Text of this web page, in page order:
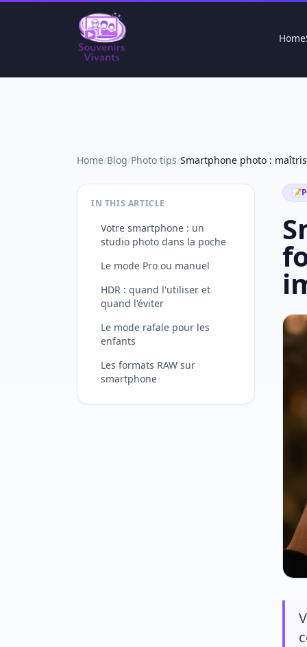
Home
Home/Blog/Photo tips/
IN THIS ARTICLE
Votre smartphone : un
studio photo dans la poche
Le mode Pro ou manuel
HDR : quand l'utiliser et
quand l'éviter
Le mode rafale pour les
enfants
Les formats RAW sur
smartphone
📝